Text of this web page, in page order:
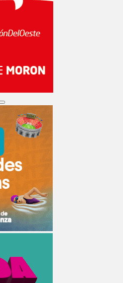
Search